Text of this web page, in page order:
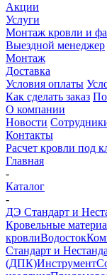
Акции
Услуги
Монтаж кровли и
Выездной менеджер
Монтаж
Доставка
Условия оплаты
Как сделать заказ
О компании
Новости
Контакты
Расчет кровли под
Главная
-
Каталог
-
ДЭ Стандарт и
Кровельные
кровлиВодосток
Стандарт и
(ДПК)Инструмент